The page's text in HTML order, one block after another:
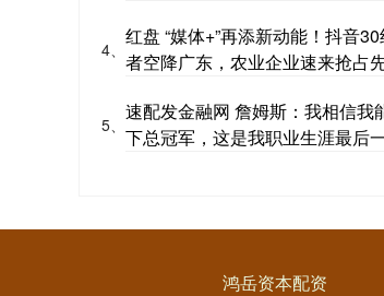
4、
红盘 “媒体+”再添新动能！抖音
者空降广东，农业企业速来抢占
5、
速配发金融网 詹姆斯：我相信我
下总冠军，这是我职业生涯最后
鸿岳资本配资